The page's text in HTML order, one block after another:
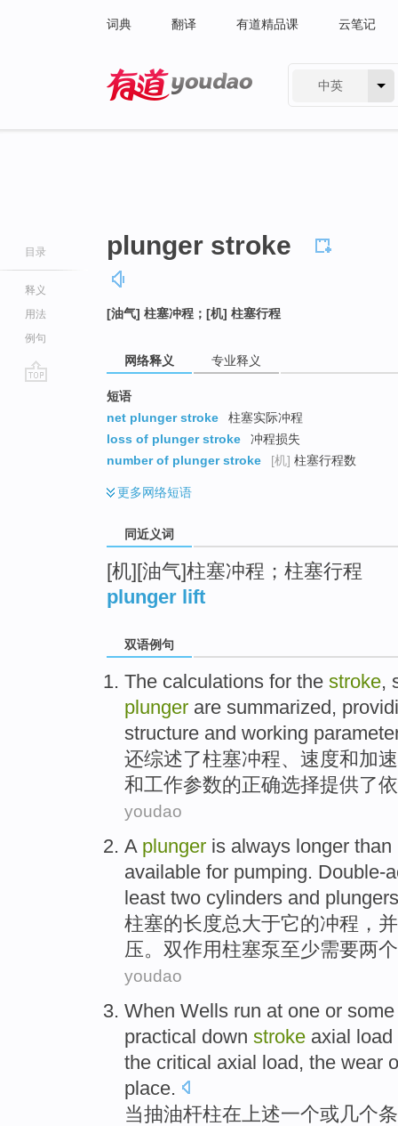
词典 翻译 有道精品课 云笔记
中英
目录
释义
用法
例句
plunger stroke
[油气] 柱塞冲程；[机] 柱塞行程
网络释义 专业释义
短语
net plunger stroke
柱塞实际冲程
loss of plunger stroke
冲程损失
number of plunger stroke
[机] 柱塞行程数
更多网络短语
同近义词
[机][油气]柱塞冲程；柱塞行程
plunger lift
双语例句
The calculations for the stroke,
plunger are summarized,
structure and working
还综述了柱塞冲程、 速度和加
和工作参数的正确选择提供了
youdao
A plunger is always longer than
available for pumping. Double-
least two cylinders and plungers
柱塞的长度总大于它的冲程 ， 并
压。 双作用柱塞泵至少需要两个
youdao
When Wells run at one or some
practical down stroke axial
the critical axial load, the wear
place.
当抽油杆柱在 上述一个或 几个